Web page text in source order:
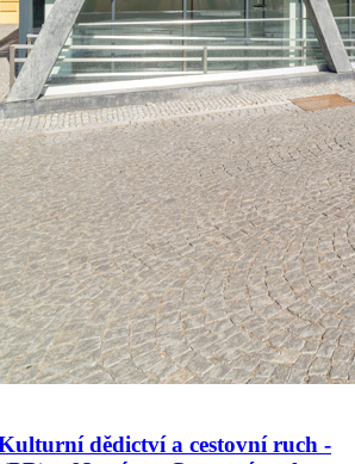
dědictví a cestovní ruch -